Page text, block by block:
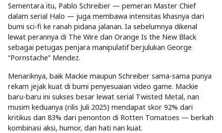
Sementara itu, Pablo Schreiber — pemeran Master Chief
dalam serial Halo — juga membawa intensitas khasnya dari
bumi sci-fi ke ranah pidana jalanan. Ia sebelumnya dikenal
lewat perannya di The Wire dan Orange Is the New Black
sebagai petugas penjara manipulatif berjulukan George
“Pornstache” Mendez.
Menariknya, baik Mackie maupun Schreiber sama-sama punya
rekam jejak kuat di bumi penyesuaian video game. Mackie
baru-baru ini sukses besar lewat serial Twisted Metal, nan
musim keduanya (rilis Juli 2025) mendapat skor 92% dari
kritikus dan 83% dari penonton di Rotten Tomatoes — berkah
kombinasi aksi, humor, dan hati nan kuat.